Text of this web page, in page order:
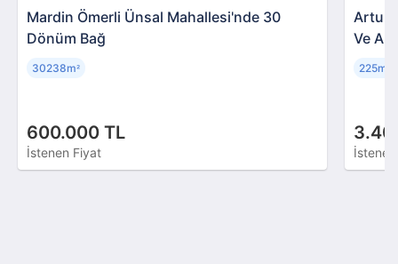
Mardin Ömerli Ünsal Mahallesi'nde 30
Dönüm Bağ
600.000 TL
İstenen Fiyat
30238m²
Ve
225m